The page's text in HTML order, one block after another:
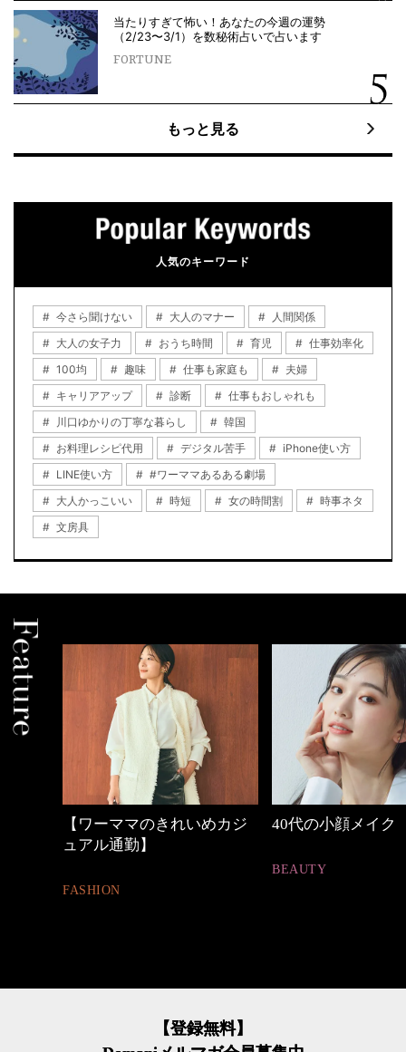
当たりすぎて怖い！あなたの今週の運勢
（2/23〜3/1）を数秘術占いで占います
FORTUNE
もっと見る
人気のキーワード
今さら聞けない 大人のマナー
人間関係
大人の女子力
おうち時間 育児
仕事効率化
100均
趣味 仕事も家庭も
夫婦
キャリアアップ
診断
仕事もおしゃれも
川口ゆかりの丁寧な暮らし
韓国
お料理レシピ代用
デジタル苦手
iPhone使い方
LINE使い方
#ワーママあるある劇場
大人かっこいい
時短 女の時間割
時事ネタ
文房具
【ワーママのきれいめカジ
ュアル通勤】
FASHION
40代の小顔メイク
BEAUTY
【登録無料】